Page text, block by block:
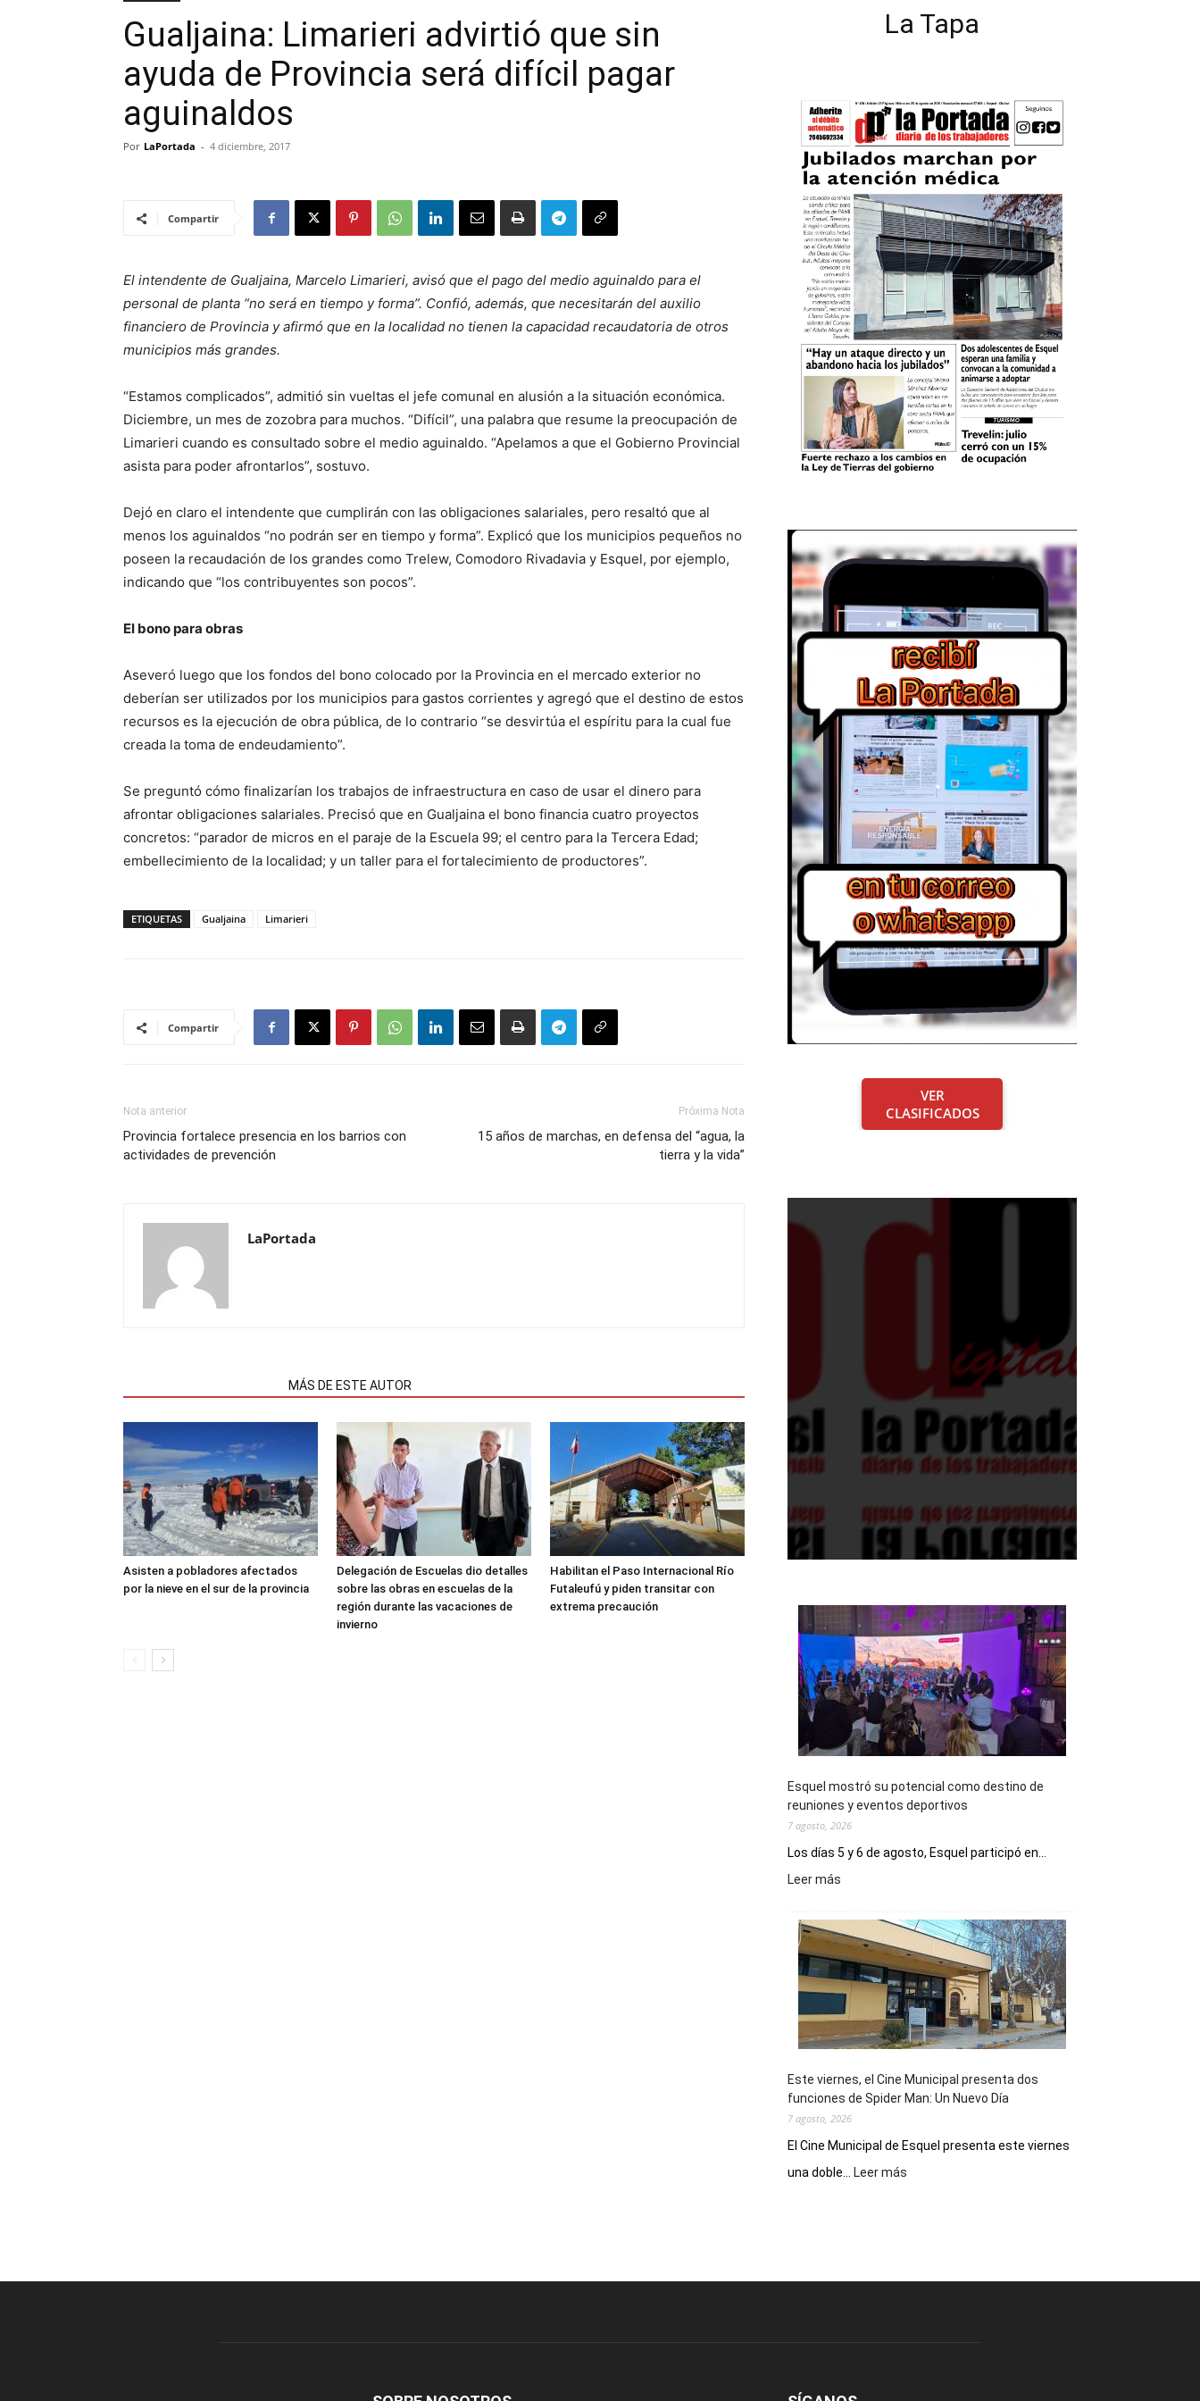
Gualjaina: Limarieri advirtió que sin
ayuda de Provincia será difícil pagar
aguinaldos
Por LaPortada - 4 diciembre, 2017
Compartir
El intendente de Gualjaina, Marcelo Limarieri, avisó que el pago del medio aguinaldo para el
personal de planta “no será en tiempo y forma”. Confió, además, que necesitarán del auxilio
financiero de Provincia y afirmó que en la localidad no tienen la capacidad recaudatoria de otros
municipios más grandes.
“Estamos complicados”, admitió sin vueltas el jefe comunal en alusión a la situación económica.
Diciembre, un mes de zozobra para muchos. “Difícil”, una palabra que resume la preocupación de
Limarieri cuando es consultado sobre el medio aguinaldo. “Apelamos a que el Gobierno Provincial
asista para poder afrontarlos”, sostuvo.
Dejó en claro el intendente que cumplirán con las obligaciones salariales, pero resaltó que al
menos los aguinaldos “no podrán ser en tiempo y forma”. Explicó que los municipios pequeños no
poseen la recaudación de los grandes como Trelew, Comodoro Rivadavia y Esquel, por ejemplo,
indicando que “los contribuyentes son pocos”.
El bono para obras
Aseveró luego que los fondos del bono colocado por la Provincia en el mercado exterior no
deberían ser utilizados por los municipios para gastos corrientes y agregó que el destino de estos
recursos es la ejecución de obra pública, de lo contrario “se desvirtúa el espíritu para la cual fue
creada la toma de endeudamiento”.
Se preguntó cómo finalizarían los trabajos de infraestructura en caso de usar el dinero para
afrontar obligaciones salariales. Precisó que en Gualjaina el bono financia cuatro proyectos
concretos: “parador de micros en el paraje de la Escuela 99; el centro para la Tercera Edad;
embellecimiento de la localidad; y un taller para el fortalecimiento de productores”.
ETIQUETAS Gualjaina Limarieri
Compartir
Nota anterior
Provincia fortalece presencia en los barrios con
actividades de prevención
Próxima Nota
15 años de marchas, en defensa del “agua, la
tierra y la vida”
LaPortada
MÁS DE ESTE AUTOR
Asisten a pobladores afectados
por la nieve en el sur de la provincia
Delegación de Escuelas dio detalles
sobre las obras en escuelas de la
región durante las vacaciones de
invierno
Habilitan el Paso Internacional Río
Futaleufú y piden transitar con
extrema precaución
La Tapa
VER
CLASIFICADOS
Esquel mostró su potencial como destino de
reuniones y eventos deportivos
7 agosto, 2026
Los días 5 y 6 de agosto, Esquel participó en...
Leer más
su
potencial
como
destino
de
reuniones
y
deportivos
Este viernes, el Cine Municipal presenta dos
funciones de Spider Man: Un Nuevo Día
7 agosto, 2026
El Cine Municipal de Esquel presenta este viernes
una doble...
Leer más
presenta